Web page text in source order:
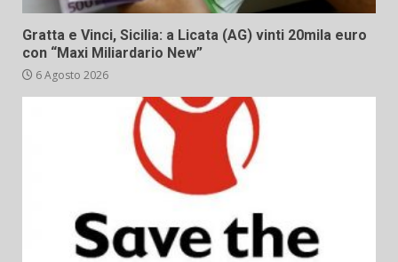
Gratta e Vinci, Sicilia: a Licata (AG) vinti 20mila euro
con “Maxi Miliardario New”
6 Agosto 2026